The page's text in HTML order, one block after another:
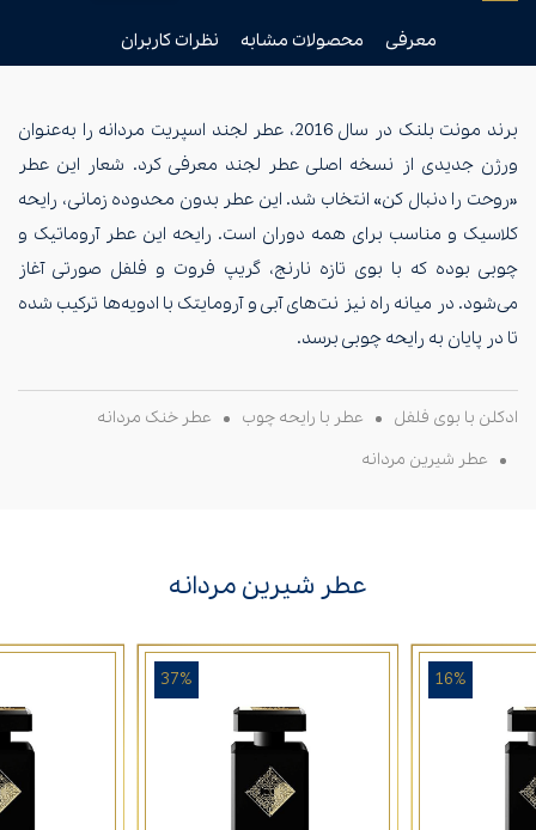
معرفی محصولات مشابه نظرات کاربران
برند مونت بلنک در سال 2016، عطر لجند اسپریت مردانه را به‌عنوان
ورژن جدیدی از نسخه اصلی عطر لجند معرفی کرد. شعار این عطر
«روحت را دنبال کن» انتخاب شد. این عطر بدون محدوده زمانی، رایحه
کلاسیک و مناسب برای همه دوران است. رایحه این عطر آروماتیک و
چوبی بوده که با بوی تازه نارنج، گریپ فروت و فلفل صورتی آغاز
می‌شود. در میانه راه نیز نت‌های آبی و آرومایتک با ادویه‌ها ترکیب شده
تا در پایان به رایحه چوبی برسد.
ادکلن با بوی فلفل عطر با رایحه چوب
عطر خنک مردانه
عطر شیرین مردانه
عطر شیرین مردانه
16%
37%